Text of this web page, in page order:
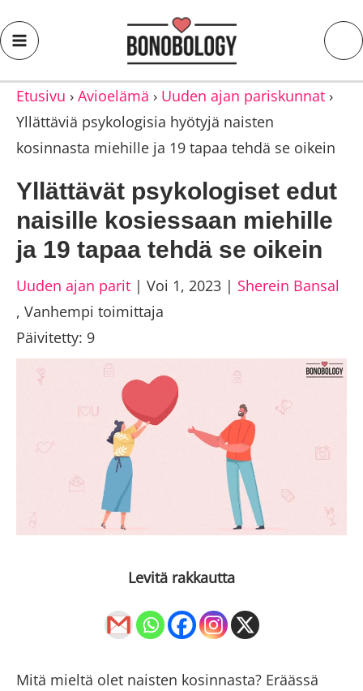
Etusivu › Avioelämä › Uuden ajan pariskunnat ›
Yllättäviä psykologisia hyötyjä naisten
kosinnasta miehille ja 19 tapaa tehdä se oikein
Yllättävät psykologiset edut
naisille kosiessaan miehille
ja 19 tapaa tehdä se oikein
Uuden ajan parit | Voi 1, 2023 | Sherein Bansal
, Vanhempi toimittaja
Päivitetty: 9
Levitä rakkautta
Mitä mieltä olet naisten kosinnasta? Eräässä